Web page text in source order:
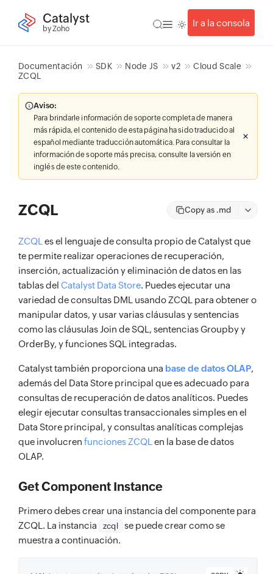
Catalyst
by Zoho
Ir a la consola
Documentación SDK Node JS v2
Cloud Scale
ZCQL
Aviso:
Para brindarle información de soporte completa de manera
más rápida, el contenido de esta página ha sido traducido al
español mediante traducción automática. Para consultar la
información de soporte más precisa, consulte la versión en
inglés de este contenido.
ZCQL Copy as .md
ZCQL es el lenguaje de consulta propio de Catalyst que
te permite realizar operaciones de recuperación,
inserción, actualización y eliminación de datos en las
tablas del Catalyst Data Store. Puedes ejecutar una
variedad de consultas DML usando ZCQL para obtener o
manipular datos, y usar varias cláusulas y sentencias
como las cláusulas Join de SQL, sentencias Groupby y
OrderBy, y funciones SQL integradas.
Catalyst también proporciona una base de datos OLAP,
además del Data Store principal que es adecuado para
consultas de recuperación de datos analíticos. Puedes
elegir ejecutar consultas transaccionales simples en el
Data Store principal, y consultas analíticas complejas
que involucren funciones ZCQL en la base de datos
OLAP.
Get Component Instance
Primero debes crear una instancia del componente para
ZCQL. La instancia
zcql
se puede crear como se
muestra a continuación.